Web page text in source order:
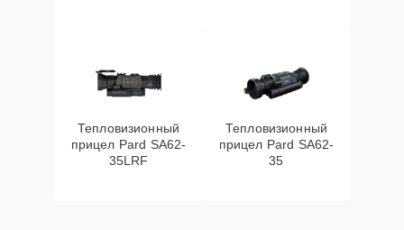
Тепловизионный
прицел Pard SA62-
35LRF
Тепловизионный
прицел Pard SA62-
35